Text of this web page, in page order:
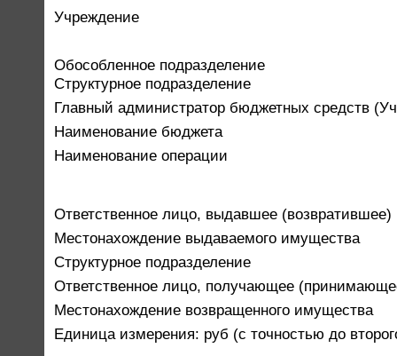
Учреждение
Обособленное подразделение
Структурное подразделение
Главный администратор бюджетных средств
Наименование бюджета
Наименование операции
Ответственное лицо, выдавшее
Местонахождение выдаваемого имущества
Структурное подразделение
Ответственное лицо, получающее
Местонахождение возвращенного имущества
Единица измерения: руб (с точностью до